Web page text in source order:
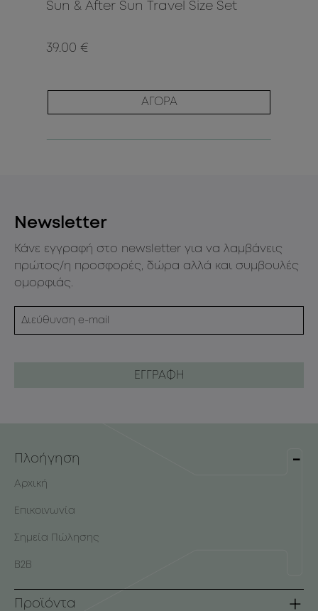
Sun & After Sun Travel Size Set
39.00 €
ΑΓΟΡΑ
Newsletter
Κάνε εγγραφή στο newsletter για να λαμβάνεις
πρώτος/η προσφορές, δώρα αλλά και συμβουλές
ομορφιάς.
Πλοήγηση
Αρχική
Επικοινωνία
Σημεία Πώλησης
B2B
Προϊόντα